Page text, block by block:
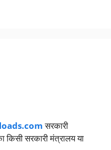
सरकारी
किसी सरकारी मंत्रालय या